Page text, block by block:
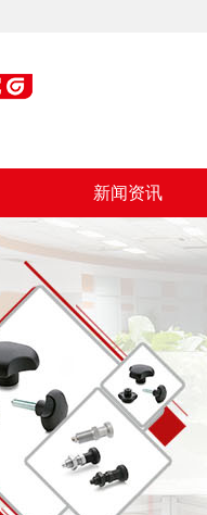
新闻资讯